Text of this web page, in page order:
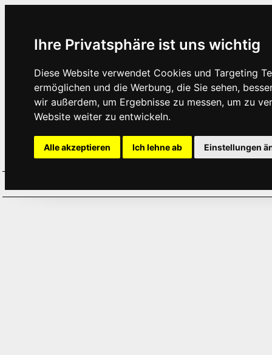
Ihre Privatsphäre ist uns wichtig
Diese Website verwendet Cookies und Targeting
ermöglichen und die Werbung, die Sie sehen,
wir außerdem, um Ergebnisse zu messen, um zu
Website weiter zu entwickeln.
Alle akzeptieren Ich lehne ab Einstellungen